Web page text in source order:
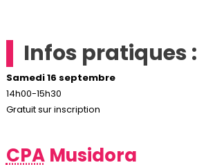
Infos pratiques :
Samedi 16 septembre
14h00-15h30
Gratuit sur inscription
CPAMusidora